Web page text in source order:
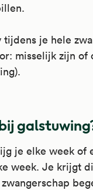
je hele
misselijk zijn of
je elke week of
week. Je krijgt